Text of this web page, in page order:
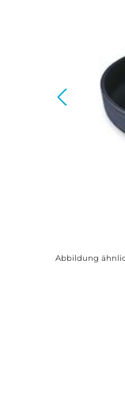
Abbildung